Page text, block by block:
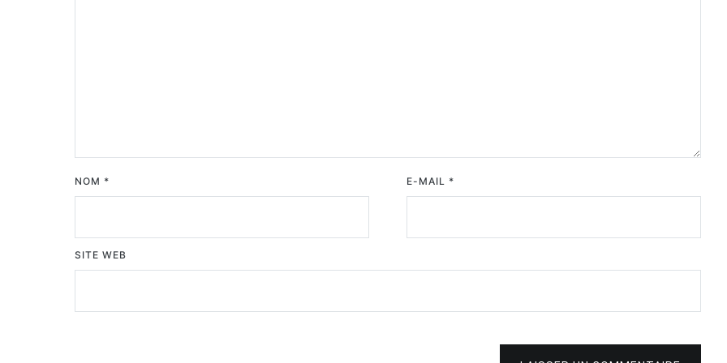
NOM * E-MAIL *
SITE WEB